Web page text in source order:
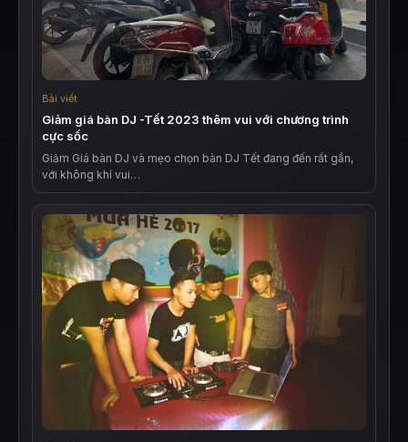
Bài viết
Giảm giá bàn DJ -Tết 2023 thêm vui với chương trình
cực sốc
Giảm Giá bàn DJ và mẹo chọn bàn DJ Tết đang đến rất gần,
với không khí vui…